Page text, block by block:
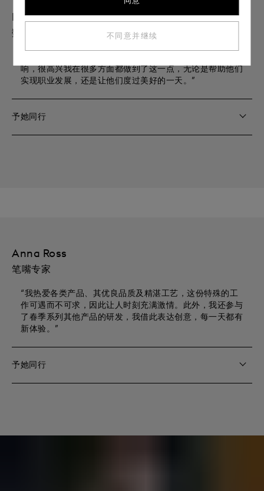
Bao Qi
数字学习经理
响，很高兴我在很多方面都做到了这一点，无论是帮助他们
实现职业发展，还是让他们度过美好的一天。”
予她同行
Anna Ross
笔嘴专家
“我热爱各类产品、其优良品质及精湛工艺，这份特殊的工
作可遇而不可求，因此让人时刻充满激情。此外，我还参与
了春季系列其他产品的研发，我借此表达创意，每一天都有
新体验。”
予她同行
不同意并继续